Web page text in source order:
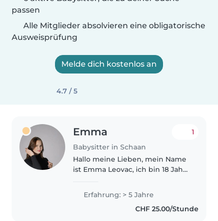
passen
Alle Mitglieder absolvieren eine obligatorische
Ausweisprüfung
Melde dich kostenlos an
4.7 / 5
Emma
Babysitter in Schaan
1
Hallo meine Lieben, mein Name
ist Emma Leovac, ich bin 18 Jahre
meinen Babysitterkurs beim
Eltern-Kind-Forum absolviert.
Insgesamt bringe ich über fünf..
Erfahrung: > 5 Jahre
CHF 25.00/Stunde